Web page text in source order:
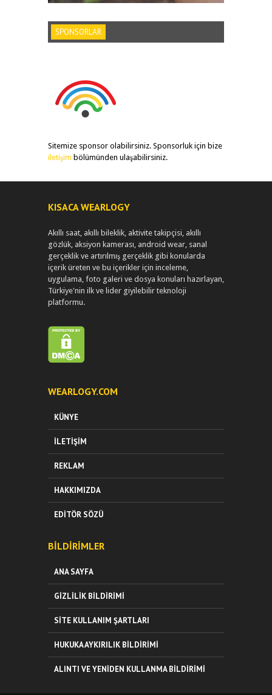
SPONSORLAR
Sitemize sponsor olabilirsiniz. Sponsorluk için bize
iletişim bölümünden ulaşabilirsiniz.
KISACA WEARLOGY
Akıllı saat, akıllı bileklik, aktivite takipçisi, akıllı
gözlük, aksiyon kamerası, android wear, sanal
gerçeklik ve artırılmış gerçeklik gibi konularda
içerik üreten ve bu içerikler için inceleme,
uygulama, foto galeri ve dosya konuları hazırlayan,
Türkiye'nin ilk ve lider giyilebilir teknoloji
platformu.
WEARLOGY.COM
KÜNYE
İLETIŞIM
REKLAM
HAKKIMIZDA
EDITÖR SÖZÜ
BILDIRIMLER
ANA SAYFA
GIZLILIK BILDIRIMI
SITE KULLANIM ŞARTLARI
HUKUKA AYKIRILIK BILDIRIMI
ALINTI VE YENIDEN KULLANMA BILDIRIMI